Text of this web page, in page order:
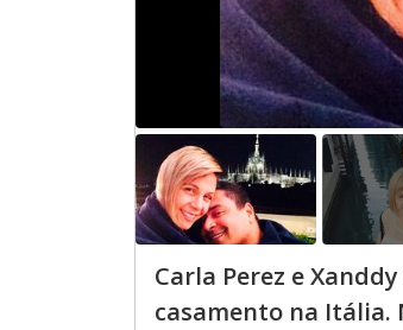
Carla Perez e
casamento na Itália.